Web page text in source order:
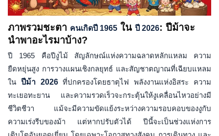
ภาพรวมชะตา คนเกิดปี 1965 ใน ปี 2026: ปีม้าจะ
นำพาอะไรมาบ้าง?
ปี 1965 คือปีงูไม้ สัญลักษณ์แห่งความฉลาดหลักแหลม ความ
ยืดหยุ่นสูง การวางแผนเชิงกลยุทธ์ และสัญชาตญาณที่เฉียบแหลม
ใน ปีม้า 2026ที่ปกครองโดยธาตุไฟ พลังงานแห่งอิสระ ความ
ทะเยอทะยาน และความรวดเร็วจะกระตุ้นให้งูเคลื่อนไหวอย่างมี
ชีวิตชีวา แม้จะมีความขัดแย้งระหว่างความรอบคอบของงูกับ
ความเร่งรีบของม้า แต่หากปรับตัวได้ ปีนี้จะเป็นช่วงแห่งการ